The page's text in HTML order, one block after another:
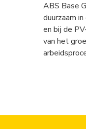
ABS Base
duurzaam
en bij de
van het